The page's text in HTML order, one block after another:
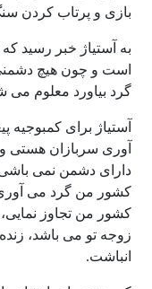
بازی و پرتاب کردن
به آستیاژ خبر رسید
است و چون هیچ
گرد بیاورد معلوم می
آستیاژ برای
آوری سربازان
دارای دشمن نمی
کشور من گرد می
کشور من تجاوز
زوجه تو می باشد،
انباشت.